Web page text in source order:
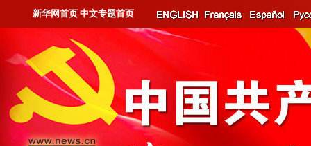
新华网首页 中文专题首页